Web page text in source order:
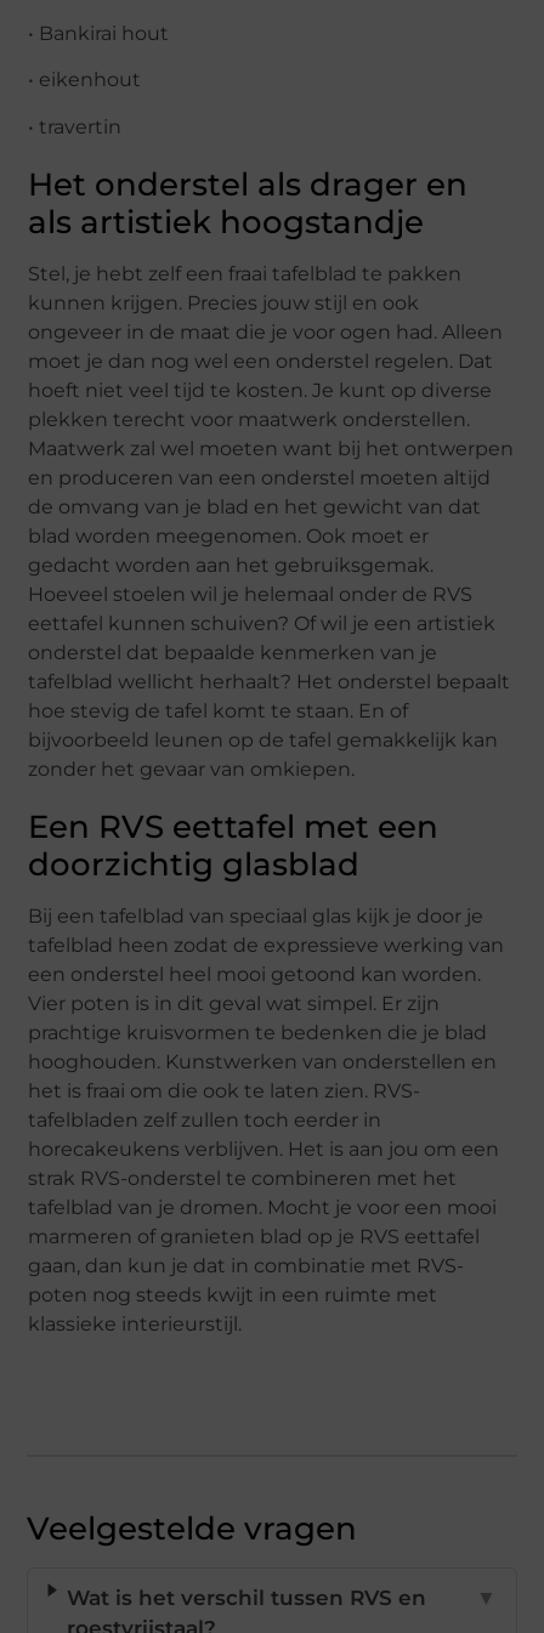
• Bankirai hout
• eikenhout
• travertin
Het onderstel als drager en
als artistiek hoogstandje
Stel, je hebt zelf een fraai tafelblad te pakken
kunnen krijgen. Precies jouw stijl en ook
ongeveer in de maat die je voor ogen had. Alleen
moet je dan nog wel een onderstel regelen. Dat
hoeft niet veel tijd te kosten. Je kunt op diverse
plekken terecht voor maatwerk onderstellen.
Maatwerk zal wel moeten want bij het ontwerpen
en produceren van een onderstel moeten altijd
de omvang van je blad en het gewicht van dat
blad worden meegenomen. Ook moet er
gedacht worden aan het gebruiksgemak.
Hoeveel stoelen wil je helemaal onder de RVS
eettafel kunnen schuiven? Of wil je een artistiek
onderstel dat bepaalde kenmerken van je
tafelblad wellicht herhaalt? Het onderstel bepaalt
hoe stevig de tafel komt te staan. En of
bijvoorbeeld leunen op de tafel gemakkelijk kan
zonder het gevaar van omkiepen.
Een RVS eettafel met een
doorzichtig glasblad
Bij een tafelblad van speciaal glas kijk je door je
tafelblad heen zodat de expressieve werking van
een onderstel heel mooi getoond kan worden.
Vier poten is in dit geval wat simpel. Er zijn
prachtige kruisvormen te bedenken die je blad
hooghouden. Kunstwerken van onderstellen en
het is fraai om die ook te laten zien. RVS-
tafelbladen zelf zullen toch eerder in
horecakeukens verblijven. Het is aan jou om een
strak RVS-onderstel te combineren met het
tafelblad van je dromen. Mocht je voor een mooi
marmeren of granieten blad op je RVS eettafel
gaan, dan kun je dat in combinatie met RVS-
poten nog steeds kwijt in een ruimte met
klassieke interieurstijl.
Veelgestelde vragen
Wat is het verschil tussen RVS en
▼